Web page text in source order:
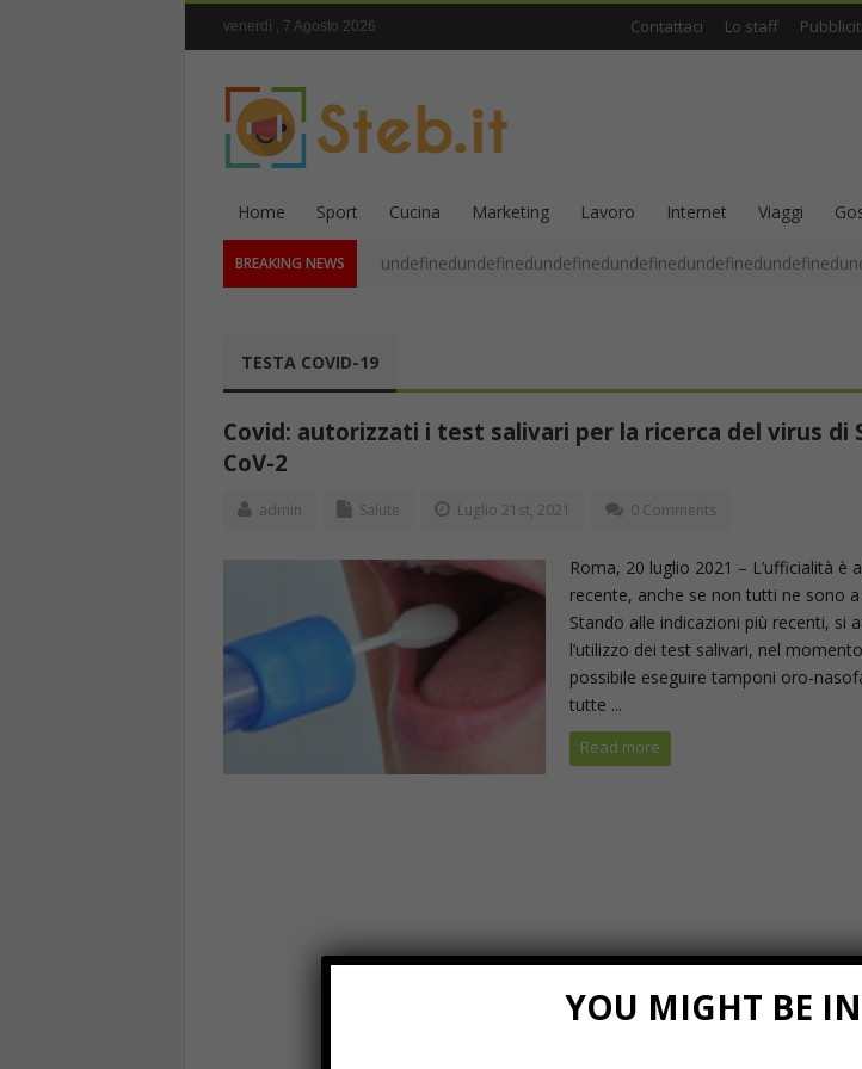
venerdì , 7 Agosto 2026 Contattaci Lo staff
Home Sport Cucina Marketing Lavoro Internet Viaggi
BREAKING NEWS
TESTA COVID-19
Covid: autorizzati i test salivari per la ricerca del virus di
CoV-2
admin Salute Luglio 21st, 2021 0 Comments
Roma, 20 luglio 2021 – L’ufficialità è
recente, anche se non tutti ne sono
Stando alle indicazioni più recenti, si
l’utilizzo dei test salivari, nel
possibile eseguire tamponi oro-
tutte ...
Read more
YOU MIGHT BE